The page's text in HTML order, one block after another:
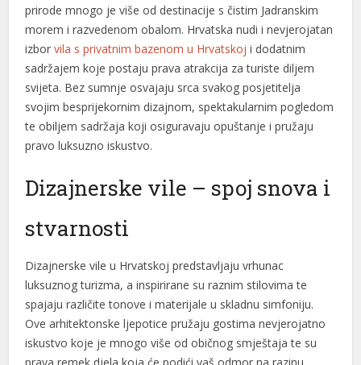
panel
panel
panel
panel
panel
satın al
panel
panel
panel
panel
prirode mnogo je više od destinacije s čistim Jadranskim
morem i razvedenom obalom. Hrvatska nudi i nevjerojatan
izborvila s privatnim bazenom u Hrvatskoj i dodatnim
sadržajem koje postaju prava atrakcija za turiste diljem
svijeta. Bez sumnje osvajaju srca svakog posjetitelja
svojim besprijekornim dizajnom, spektakularnim pogledom
te obiljem sadržaja koji osiguravaju opuštanje i pružaju
pravo luksuzno iskustvo.
Dizajnerske vile – spoj snova i
stvarnosti
Dizajnerske vile u Hrvatskoj predstavljaju vrhunac
luksuznog turizma, a inspirirane su raznim stilovima te
spajaju različite tonove i materijale u skladnu simfoniju.
Ove arhitektonske ljepotice pružaju gostima nevjerojatno
iskustvo koje je mnogo više od običnog smještaja te su